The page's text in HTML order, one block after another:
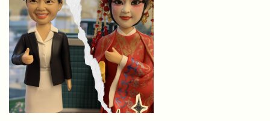
薦
｜
手
作
靈
魂